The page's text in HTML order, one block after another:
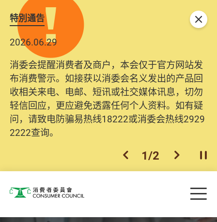
特別通告
2026.06.29
消委会提醒消费者及商户，本会仅于官方网站发
布消费警示。如接获以消委会名义发出的产品回
收相关来电、电邮、短讯或社交媒体讯息，切勿
轻信回应，更应避免透露任何个人资料。如有疑
问，请致电防骗易热线18222或消委会热线2929
2222查询。
上一个
1/2 下一个开
关闭
消费者委员会 目